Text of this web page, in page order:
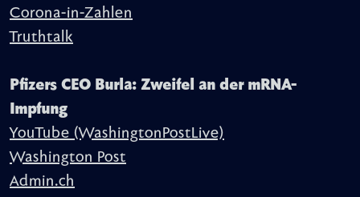
Corona-in-Zahlen
Truthtalk
Pfizers CEO Burla: Zweifel an der mRNA-
Impfung
YouTube (WashingtonPostLive)
Washington Post
Admin.ch